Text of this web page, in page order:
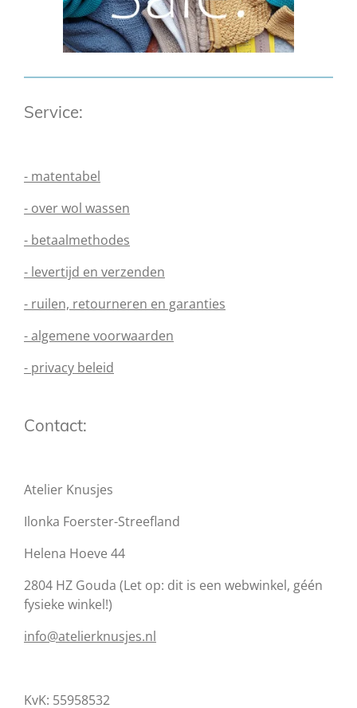
Service:
- matentabel
- over wol wassen
- betaalmethodes
- levertijd en verzenden
- ruilen, retourneren en garanties
- algemene voorwaarden
- privacy beleid
Contact:
Atelier Knusjes
Ilonka Foerster-Streefland
Helena Hoeve 44
2804 HZ Gouda (Let op: dit is een webwinkel, géén
fysieke winkel!)
info@atelierknusjes.nl
KvK: 55958532